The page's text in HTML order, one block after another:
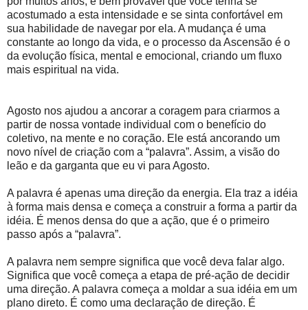
acostumado a esta intensidade e se sinta confortável em
sua habilidade de navegar por ela. A mudança é uma
constante ao longo da vida, e o processo da Ascensão é o
da evolução física, mental e emocional, criando um fluxo
mais espiritual na vida.
Agosto nos ajudou a ancorar a coragem para criarmos a
partir de nossa vontade individual com o benefício do
coletivo, na mente e no coração. Ele está ancorando um
novo nível de criação com a “palavra”. Assim, a visão do
leão e da garganta que eu vi para Agosto.
A palavra é apenas uma direção da energia. Ela traz a idéia
à forma mais densa e começa a construir a forma a partir da
idéia. É menos densa do que a ação, que é o primeiro
passo após a “palavra”.
A palavra nem sempre significa que você deva falar algo.
Significa que você começa a etapa de pré-ação de decidir
uma direção. A palavra começa a moldar a sua idéia em um
plano direto. É como uma declaração de direção. É